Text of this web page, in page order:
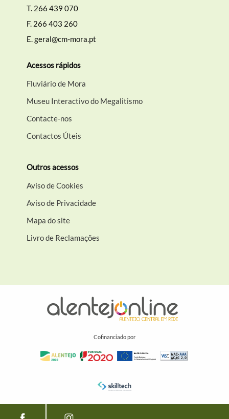
T. 266 439 070
F. 266 403 260
E.geral@cm-mora.pt
Acessos rápidos
Fluviário de Mora
Museu Interactivo do Megalitismo
Contacte-nos
Contactos Úteis
Outros acessos
Aviso de Cookies
Aviso de Privacidade
Mapa do site
Livro de Reclamações
Cofinanciado por